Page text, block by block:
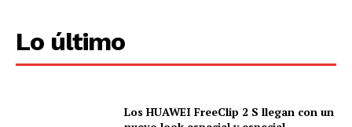
Lo último
Los HUAWEI FreeClip 2 S llegan con un